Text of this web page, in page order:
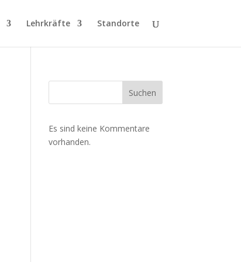
Lehrkräfte Standorte
Suchen
Es sind keine Kommentare
vorhanden.